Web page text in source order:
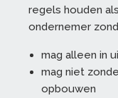
regels houden
ondernemer
mag alleen in
mag niet
opbouwen